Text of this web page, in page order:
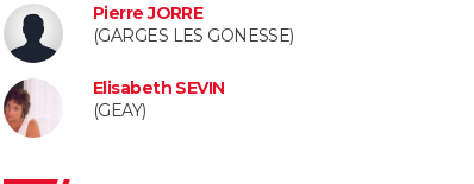
Pierre JORRE
(GARGES LES GONESSE)
Elisabeth SEVIN
(GEAY)